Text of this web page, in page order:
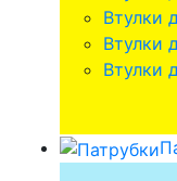
Втулки
Втулки
Втулки